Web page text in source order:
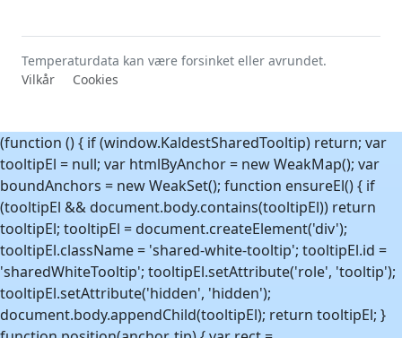
Temperaturdata kan være forsinket eller avrundet.
Vilkår
Cookies
(function () { if (window.KaldestSharedTooltip) return; var
tooltipEl = null; var htmlByAnchor = new WeakMap(); var
boundAnchors = new WeakSet(); function ensureEl() { if
(tooltipEl && document.body.contains(tooltipEl)) return
tooltipEl; tooltipEl = document.createElement('div');
tooltipEl.className = 'shared-white-tooltip'; tooltipEl.id =
'sharedWhiteTooltip'; tooltipEl.setAttribute('role', 'tooltip');
tooltipEl.setAttribute('hidden', 'hidden');
document.body.appendChild(tooltipEl); return tooltipEl; }